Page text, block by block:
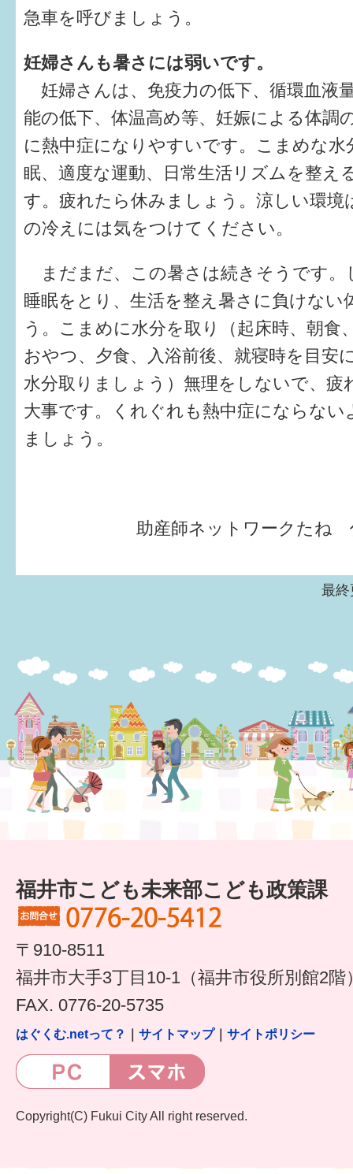
急車を呼びましょう。
妊婦さんも暑さには弱いです。
妊婦さんは、免疫力の低下、循環血液
能の低下、体温高め等、妊娠による体調
に熱中症になりやすいです。こまめな水
眠、適度な運動、日常生活リズムを整え
す。疲れたら休みましょう。涼しい環境
の冷えには気をつけてください。
まだまだ、この暑さは続きそうです。
睡眠をとり、生活を整え暑さに負けない
う。こまめに水分を取り（起床時、朝食
おやつ、夕食、入浴前後、就寝時を目安
水分取りましょう）無理をしないで、疲
大事です。くれぐれも熱中症にならない
ましょう。
助産師ネットワークたね
最終
福井市こども未来部こども政策課
〒910-8511
福井市大手3丁目10-1（福井市役所別館2階
FAX. 0776-20-5735
はぐくむ.netって？ サイトマップ｜ サイトポリシー
Copyright(C) Fukui City All right reserved.